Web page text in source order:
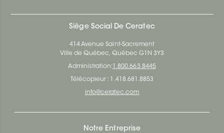
Siège Social De Ceratec
414 Avenue Saint-Sacrement
Ville de Québec, Québec G1N 3Y3
Administration: 1.800.663.8445
Télécopieur : 1.418.681.8853
info@ceratec.com
Notre Entreprise